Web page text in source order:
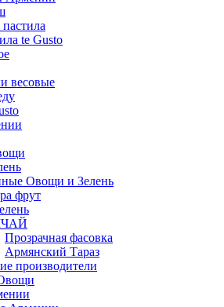
te Gusto
весовые
Овощи и Зелень
фрут
Прозрачная фасовка
Армянский Тараз
производители